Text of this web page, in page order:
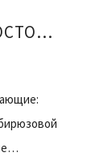
ОЗЕРО КОМО ИТАЛИЯ ДОСТОПРИМЕЧАТЕЛЬНОСТИ ОТЗЫВЫ